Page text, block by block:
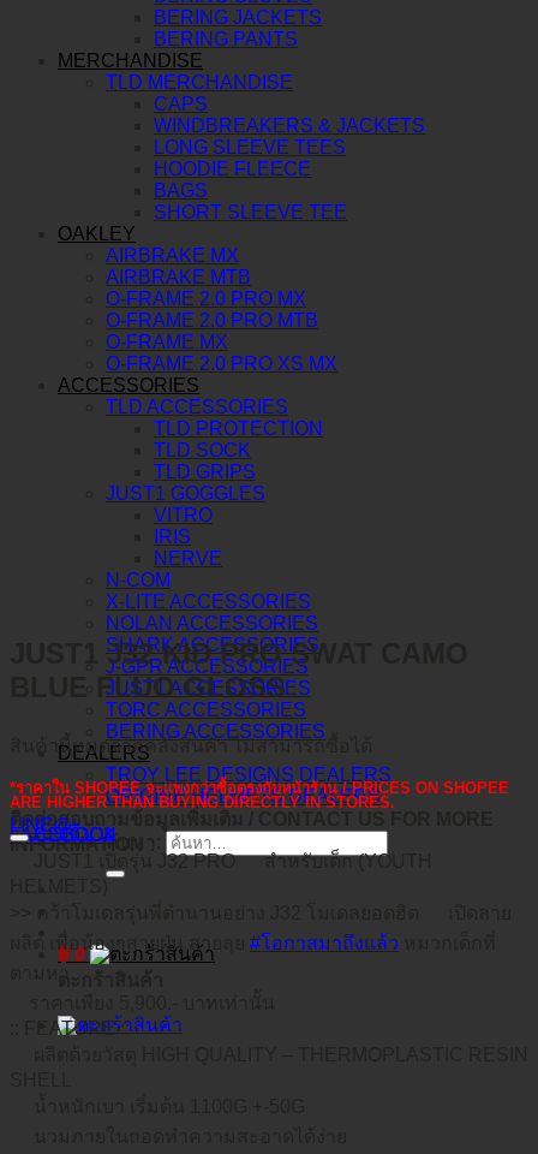
BERING JACKETS
BERING PANTS
MERCHANDISE
TLD MERCHANDISE
CAPS
WINDBREAKERS & JACKETS
LONG SLEEVE TEES
HOODIE FLEECE
BAGS
SHORT SLEEVE TEE
OAKLEY
AIRBRAKE MX
AIRBRAKE MTB
O-FRAME 2.0 PRO MX
O-FRAME 2.0 PRO MTB
O-FRAME MX
O-FRAME 2.0 PRO XS MX
ACCESSORIES
TLD ACCESSORIES
TLD PROTECTION
TLD SOCK
TLD GRIPS
JUST1 GOGGLES
VITRO
IRIS
NERVE
N-COM
X-LITE ACCESSORIES
NOLAN ACCESSORIES
SHARK ACCESSORIES
J-GPR ACCESSORIES
JUST1 ACCESSORIES
TORC ACCESSORIES
BERING ACCESSORIES
DEALERS
TROY LEE DESIGNS DEALERS
ORIGINE HELMETS DEALERS
ค้นหา:
฿ 0
JUST1 J32 KID PRO SWAT CAMO
BLUE FLUO GLOSS
สินค้านี้หมดจากคลังสินค้า ไม่สามารถซื้อได้
*ราคาใน SHOPEE จะแพงกว่าซื้อตรงกับหน้าร้าน / PRICES ON SHOPEE
ARE HIGHER THAN BUYING DIRECTLY IN STORES.
ติดต่อสอบถามข้อมูลเพิ่มเติม / CONTACT US FOR MORE
INFORMATION :
LINE@
FACEBOOK
คำอธิบาย
JUST1 เปิดรุ่น J32 PRO
สำหรับเด็ก (YOUTH
ผลิต เพื่อน้องๆสายฝุ่น สายลุย #โอกาสมาถึงแล้ว
:: FEATURE ::